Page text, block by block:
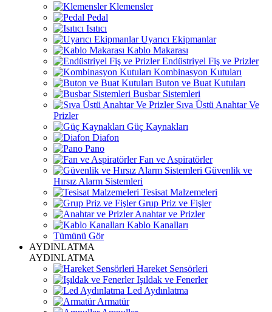
Klemensler
Pedal
Isıtıcı
Uyarıcı Ekipmanlar
Kablo Makarası
Endüstriyel Fiş ve Prizler
Kombinasyon Kutuları
Buton ve Buat Kutuları
Busbar Sistemleri
Sıva Üstü Anahtar Ve
Prizler
Güç Kaynakları
Diafon
Pano
Fan ve Aspiratörler
Güvenlik ve
Hırsız Alarm Sistemleri
Tesisat Malzemeleri
Grup Priz ve Fişler
Anahtar ve Prizler
Kablo Kanalları
Tümünü Gör
AYDINLATMA
AYDINLATMA
Hareket Sensörleri
Işıldak ve Fenerler
Led Aydınlatma
Armatür